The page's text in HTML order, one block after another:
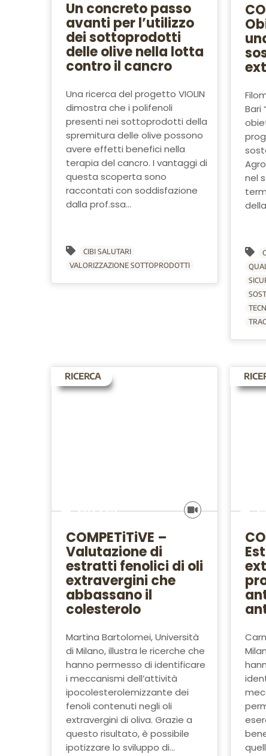
Un concreto passo
avanti per l’utilizzo
dei sottoprodotti
delle olive nella lotta
contro il cancro
Una ricerca del progetto VIOLIN
dimostra che i polifenoli
presenti nei sottoprodotti della
spremitura delle olive possono
avere effetti benefici nella
terapia del cancro. I vantaggi di
questa scoperta sono
raccontati con soddisfazione
dalla prof.ssa...
CIBI SALUTARI
VALORIZZAZIONE SOTTOPRODOTTI
Bari
nel
RICERCA
COMPETiTiVE –
Valutazione di
estratti fenolici di oli
extravergini che
abbassano il
colesterolo
Martina Bartolomei, Università
di Milano, illustra le ricerche che
hanno permesso di identificare
i meccanismi dell’attività
ipocolesterolemizzante dei
fenoli contenuti negli oli
extravergini di oliva. Grazie a
questo risultato, è possibile
ipotizzare lo sviluppo di...